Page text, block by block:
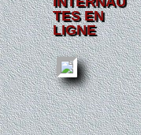
TES EN
LIGNE